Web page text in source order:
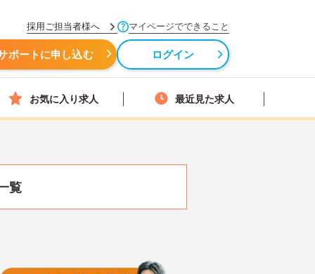
採用ご担当者様へ マイページでできること
ポートに申し込む ログイン
お気に入り求人 最近見た求人
覧